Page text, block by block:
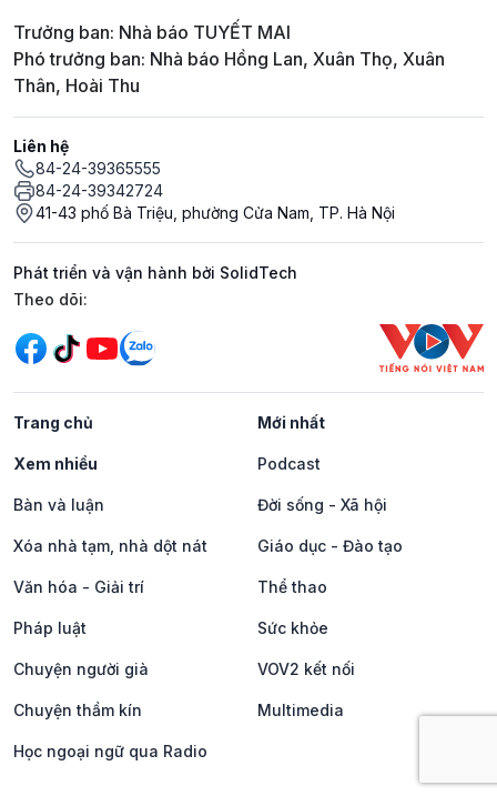
Trưởng ban: Nhà báo TUYẾT MAI
Phó trưởng ban: Nhà báo Hồng Lan, Xuân Thọ, Xuân
Thân, Hoài Thu
Liên hệ
84-24-39365555
84-24-39342724
41-43 phố Bà Triệu, phường Cửa Nam, TP. Hà Nội
Phát triển và vận hành bởi SolidTech
Mạng xã hội
Theo dõi:
Trang chủ Mới nhất
Xem nhiều Podcast
Bàn và luận Đời sống - Xã hội
Xóa nhà tạm, nhà dột nát Giáo dục - Đào tạo
Văn hóa - Giải trí Thể thao
Pháp luật Sức khỏe
Chuyện người già VOV2 kết nối
Chuyện thầm kín Multimedia
Học ngoại ngữ qua Radio